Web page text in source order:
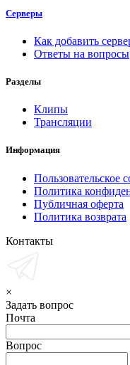
Серверы
Как добавить
Ответы на вопросы
Разделы
Клипы
Трансляции
Информация
Пользовательское
Политика
Публичная оферта
Политика возврата
Контакты
×
Задать вопрос
Почта
Вопрос